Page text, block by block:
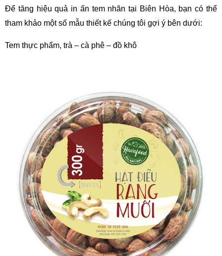
Để tăng hiệu quả in ấn tem nhãn tại Biên Hòa, bạn có thể
tham khảo một số mẫu thiết kế chúng tôi gợi ý bên dưới:
Tem thực phẩm, trà – cà phê – đồ khô